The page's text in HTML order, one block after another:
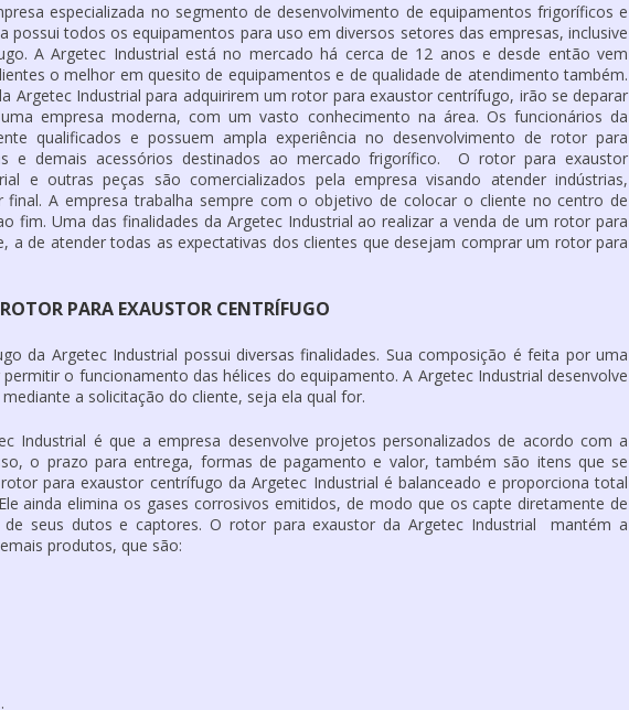
especializada no segmento de desenvolvimento de equipamentos frigoríficos e
possui todos os equipamentos para uso em diversos setores das empresas, inclusive
A Argetec Industrial está no mercado há cerca de 12 anos e desde então vem
o melhor em quesito de equipamentos e de qualidade de atendimento também.
Argetec Industrial para adquirirem um rotor para exaustor centrífugo, irão se deparar
empresa moderna, com um vasto conhecimento na área. Os funcionários da
qualificados e possuem ampla experiência no desenvolvimento de rotor para
e demais acessórios destinados ao mercado frigorífico. O rotor para exaustor
e outras peças são comercializados pela empresa visando atender indústrias,
final. A empresa trabalha sempre com o objetivo de colocar o cliente no centro de
fim. Uma das finalidades da Argetec Industrial ao realizar a venda de um rotor para
a de atender todas as expectativas dos clientes que desejam comprar um rotor para
PARA EXAUSTOR CENTRÍFUGO
da Argetec Industrial possui diversas finalidades. Sua composição é feita por uma
o funcionamento das hélices do equipamento. A Argetec Industrial desenvolve
a solicitação do cliente, seja ela qual for.
Industrial é que a empresa desenvolve projetos personalizados de acordo com a
o prazo para entrega, formas de pagamento e valor, também são itens que se
para exaustor centrífugo da Argetec Industrial é balanceado e proporciona total
ainda elimina os gases corrosivos emitidos, de modo que os capte diretamente de
seus dutos e captores. O rotor para exaustor da Argetec Industrial mantém a
produtos, que são: